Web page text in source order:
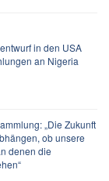
in den USA
an Nigeria
„Die Zukunft
ob unsere
denen die